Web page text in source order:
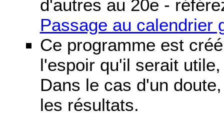
d'autres au 20e -
Passage au calendrier
Ce programme est
l'espoir qu'il serait
Dans le cas d'un
les résultats.